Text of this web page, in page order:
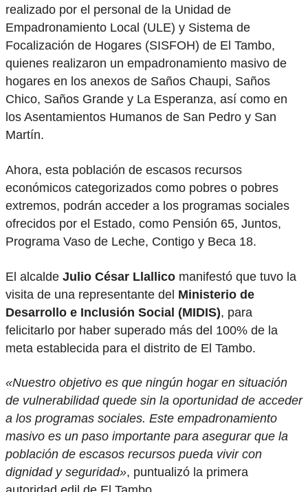
realizado por el personal de la Unidad de
Empadronamiento Local (ULE) y Sistema de
Focalización de Hogares (SISFOH) de El Tambo,
quienes realizaron un empadronamiento masivo de
hogares en los anexos de Saños Chaupi, Saños
Chico, Saños Grande y La Esperanza, así como en
los Asentamientos Humanos de San Pedro y San
Martín.
Ahora, esta población de escasos recursos
económicos categorizados como pobres o pobres
extremos, podrán acceder a los programas sociales
ofrecidos por el Estado, como Pensión 65, Juntos,
Programa Vaso de Leche, Contigo y Beca 18.
El alcalde Julio César Llallico manifestó que tuvo la
visita de una representante del Ministerio de
Desarrollo e Inclusión Social (MIDIS), para
felicitarlo por haber superado más del 100% de la
meta establecida para el distrito de El Tambo.
«Nuestro objetivo es que ningún hogar en situación
de vulnerabilidad quede sin la oportunidad de acceder
a los programas sociales. Este empadronamiento
masivo es un paso importante para asegurar que la
población de escasos recursos pueda vivir con
dignidad y seguridad», puntualizó la primera